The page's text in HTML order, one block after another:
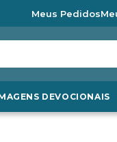
Meus Pedidos
DEVOCIONAIS